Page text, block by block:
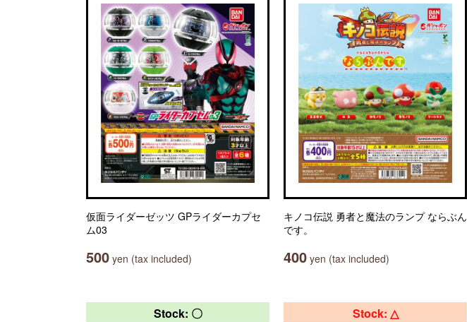
仮面ライダーゼッツ GPライダーカプセ
ム03
500 yen (tax included)
キノコ伝説 勇者と魔法のランプ ならぶん
です。
400 yen (tax included)
Stock: 〇 Stock: △